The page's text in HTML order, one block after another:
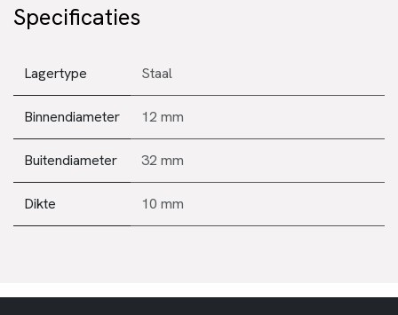
Specificaties
Lagertype Staal
Binnendiameter 12 mm
Buitendiameter 32 mm
Dikte 10 mm